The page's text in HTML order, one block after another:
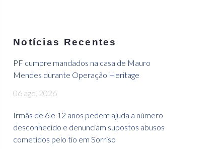
Notícias Recentes
PF cumpre mandados na casa de Mauro
Mendes durante Operação Heritage
06 ago, 2026
Irmãs de 6 e 12 anos pedem ajuda a número
desconhecido e denunciam supostos abusos
cometidos pelo tio em Sorriso